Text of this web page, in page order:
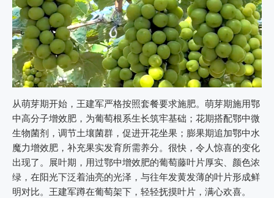
从萌芽期开始，王建军严格按照套餐要求施肥。萌芽期施用鄂
中高分子增效肥，为葡萄根系生长筑牢基础；花期搭配鄂中微
生物菌剂，调节土壤菌群，促进开花坐果；膨果期追加鄂中水
魔力增效肥，补充果实发育所需养分。很快，令人惊喜的变化
出现了。展叶期，用过鄂中增效肥的葡萄藤叶片厚实、颜色浓
绿，在阳光下泛着油亮的光泽，与往年发黄发薄的叶片形成鲜
明对比。王建军蹲在葡萄架下，轻轻抚摸叶片，满心欢喜。